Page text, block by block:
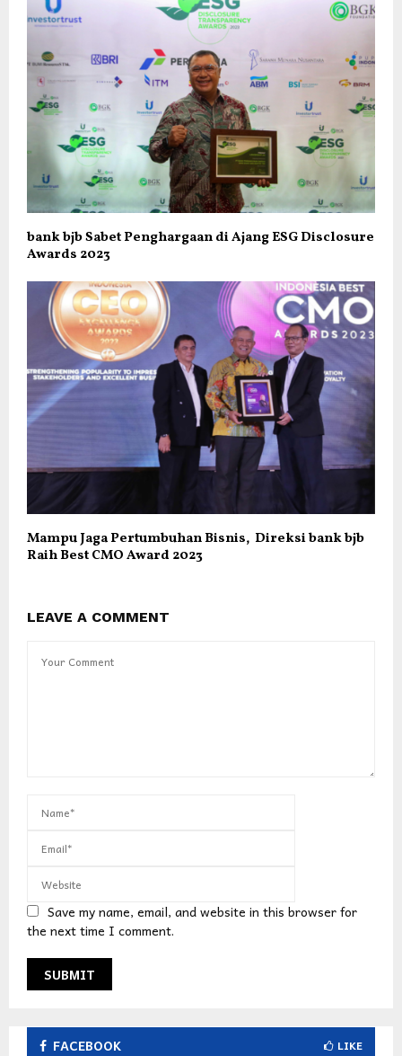
bank bjb Sabet Penghargaan di Ajang ESG Disclosure
Awards 2023
Mampu Jaga Pertumbuhan Bisnis, Direksi bank bjb
Raih Best CMO Award 2023
LEAVE A COMMENT
Save my name, email, and website in this browser for
the next time I comment.
FACEBOOK LIKE